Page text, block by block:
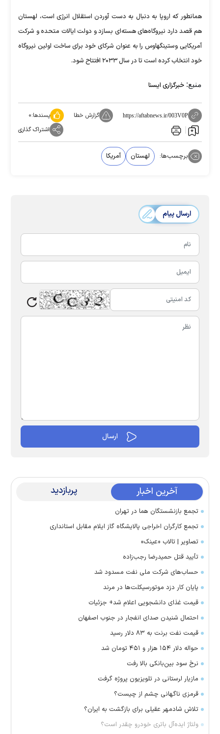
همانطور که اروپا به دنبال به دست آوردن استقلال انرژی است، لهستان
هم قصد دارد نیروگاه‌های هسته‌ای بسازد و دولت ایالات متحده و شرکت
آمریکایی وستینگهاوس را به عنوان شرکای خود برای ساخت اولین نیروگاه
خود انتخاب کرده است تا در سال ۲۰۳۳ افتتاح شود.
منبع: خبرگزاری ایسنا
https://aftabnews.ir/003V0P گزارش خطا پسندها:۰
اشتراک گذاری
برچسب‌ها: لهستان آمریکا‌
ارسال پیام
آخرین اخبار پربازدید
تجمع بازنشستگان هما در تهران
تجمع کارگران اخراجی پالایشگاه گاز ایلام مقابل استانداری
تصاویر | تالاب «عینک»
تأیید قتل حمیدرضا رجب‌زاده
حساب‌های شرکت ملی نفت مسدود شد
پایان کار دزد موتورسیکلت‌ها در مرند
قیمت غذای دانشجویی اعلام شد+ جزئیات
احتمال شنیدن صدای انفجار در جنوب اصفهان
قیمت نفت برنت به ۸۳ دلار رسید
حواله دلار ۱۵۴ هزار و ۴۵۱ تومان شد
نرخ سود بین‌بانکی بالا رفت
مازیار لرستانی در تلویزیون پروژه گرفت
قرمزی ناگهانی چشم از چیست؟
تلاش شادمهر عقیلی برای بازگشت به ایران؟
ولتاژ ایده‌آل باتری خودرو چقدر است؟